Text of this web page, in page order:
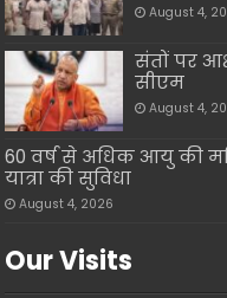
August 4,
संतों पर
सीएम
August 4,
60 वर्ष से अधिक आयु की
यात्रा की सुविधा
August 4, 2026
Our Visits